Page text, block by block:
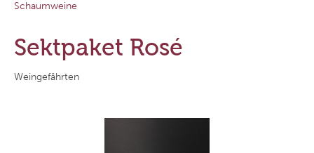
Schaumweine
Sektpaket Rosé
Weingefährten